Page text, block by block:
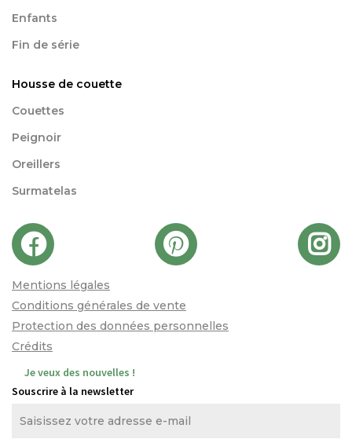
Enfants
Fin de série
Housse de couette
Couettes
Peignoir
Oreillers
Surmatelas
Mentions légales
Conditions générales de vente
Protection des données personnelles
Crédits
Je veux des nouvelles !
Souscrire à la newsletter